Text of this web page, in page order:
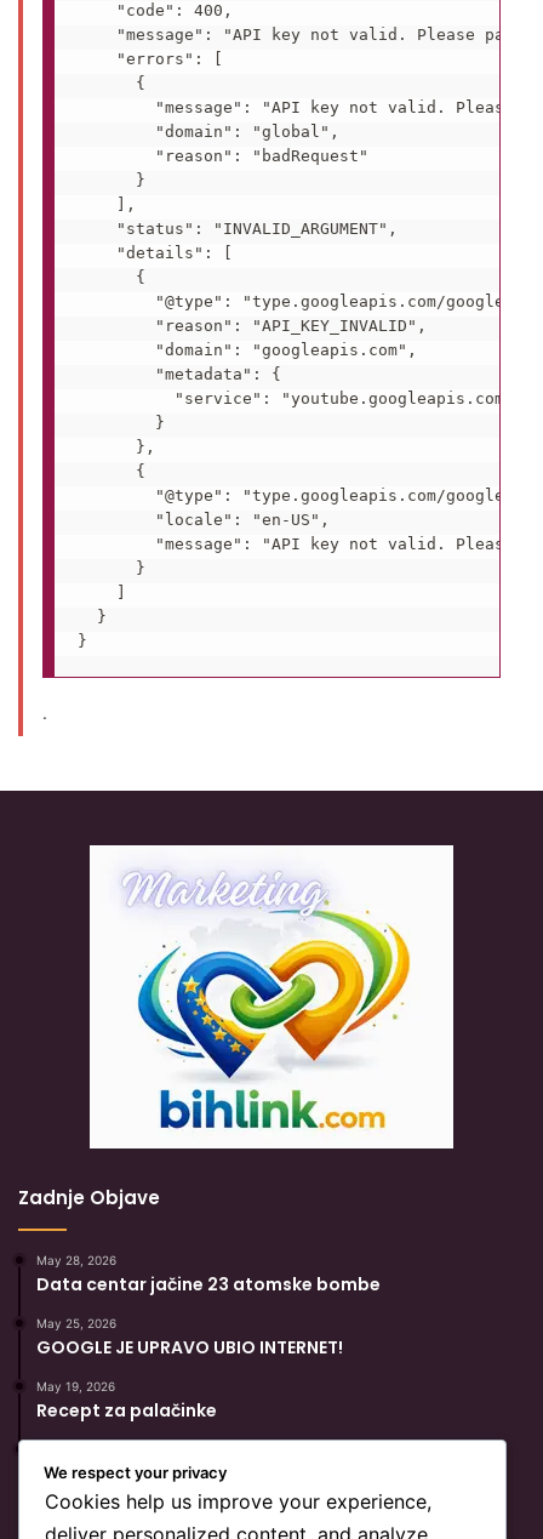
    "code": 400,
"message": "API key not valid. Please pass
    "errors": [
      {
"message": "API key not valid. Please
        "domain": "global",
        "reason": "badRequest"
      }
    ],
    "status": "INVALID_ARGUMENT",
    "details": [
      {
"@type": "type.googleapis.com/
        "reason": "API_KEY_INVALID",
        "domain": "googleapis.com",
        "metadata": {
          "service": "youtube.googleapis.com"
        }
      },
      {
"@type": "type.googleapis.com/
        "locale": "en-US",
"message": "API key not valid. Please
      }
  }
.
Zadnje Objave
May 28, 2026
Data centar jačine 23 atomske bombe
May 25, 2026
GOOGLE JE UPRAVO UBIO INTERNET!
May 19, 2026
Recept za palačinke
Popularni Recept Za Hurmašice
We respect your privacy
Cookies help us improve your experience,
deliver personalized content, and analyze